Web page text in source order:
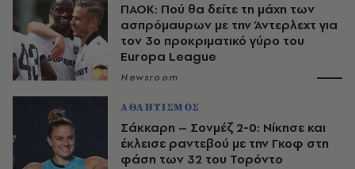
ΠΑΟΚ: Πού θα δείτε τη μάχη των
ασπρόμαυρων με την Άντερλεχτ για
τον 3ο προκριματικό γύρο του
Europa League
Newsroom
ΑΘΛΗΤΙΣΜΟΣ
Σάκκαρη – Σονμέζ 2-0: Νίκησε και
έκλεισε ραντεβού με την Γκοφ στη
φάση των 32 του Τορόντο